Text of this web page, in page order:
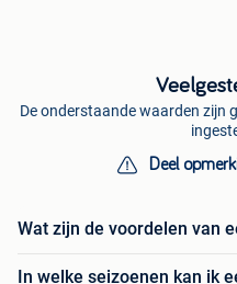
De onderstaande waarden zijn
Deel
Wat zijn de voordelen van
In welke seizoenen kan ik